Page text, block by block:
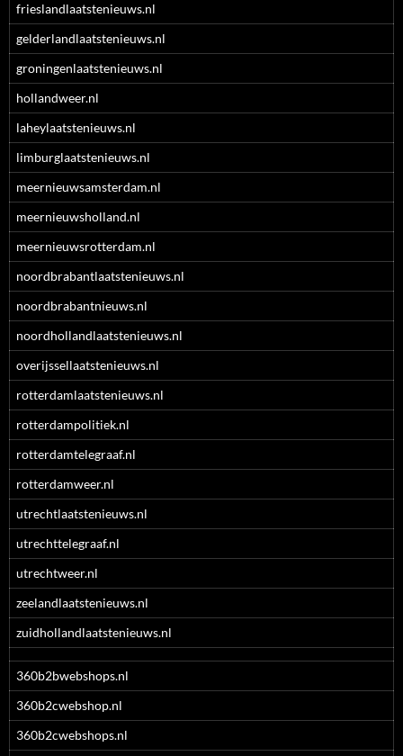
frieslandlaatstenieuws.nl
gelderlandlaatstenieuws.nl
groningenlaatstenieuws.nl
hollandweer.nl
laheylaatstenieuws.nl
limburglaatstenieuws.nl
meernieuwsamsterdam.nl
meernieuwsholland.nl
meernieuwsrotterdam.nl
noordbrabantlaatstenieuws.nl
noordbrabantnieuws.nl
noordhollandlaatstenieuws.nl
overijssellaatstenieuws.nl
rotterdamlaatstenieuws.nl
rotterdampolitiek.nl
rotterdamtelegraaf.nl
rotterdamweer.nl
utrechtlaatstenieuws.nl
utrechttelegraaf.nl
utrechtweer.nl
zeelandlaatstenieuws.nl
zuidhollandlaatstenieuws.nl
360b2bwebshops.nl
360b2cwebshop.nl
360b2cwebshops.nl